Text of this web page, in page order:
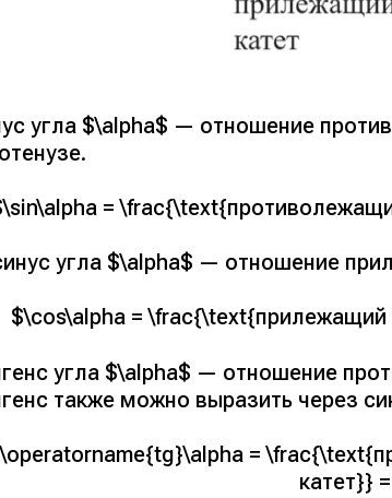
угла $\alpha$ — отношение
=
угла $\alpha$ — отношение
$\cos\alpha =
угла $\alpha$ — отношение
также можно выразить через
=
катет}}